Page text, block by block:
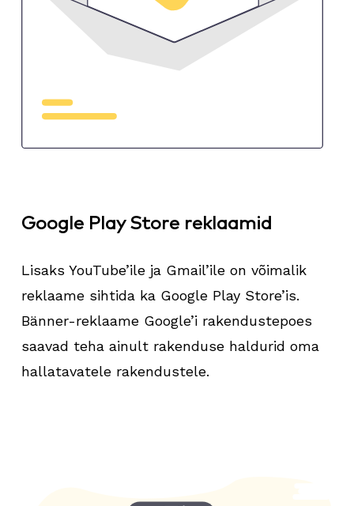
Google Play Store reklaamid
Lisaks YouTube’ile ja Gmail’ile on võimalik
reklaame sihtida ka Google Play Store’is.
Bänner-reklaame Google’i rakendustepoes
saavad teha ainult rakenduse haldurid oma
hallatavatele rakendustele.